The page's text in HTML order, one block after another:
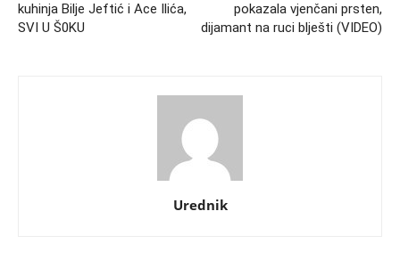
kuhinja Bilje Jeftić i Ace Ilića,
SVI U Š0KU
pokazala vjenčani prsten,
dijamant na ruci blješti (VIDEO)
Urednik